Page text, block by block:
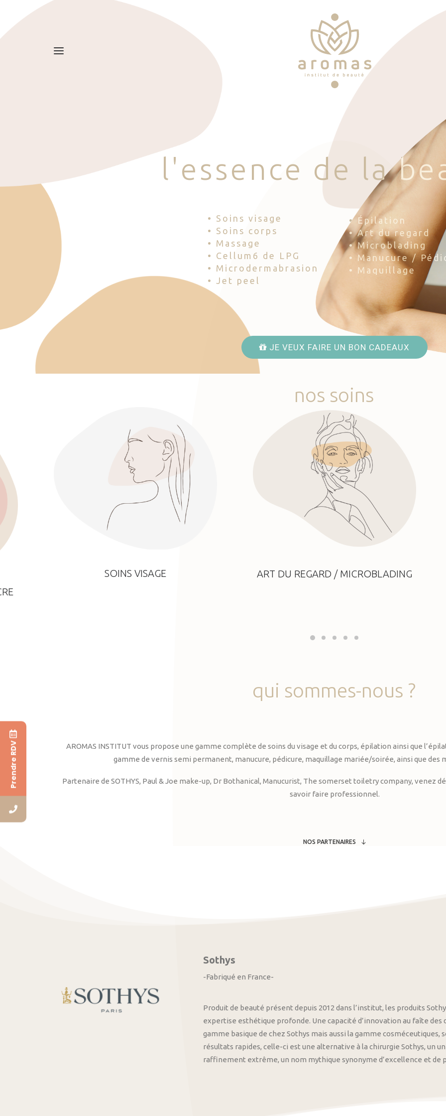
l 'esse nce d e la be
• Soins visage
• Soins corps
• Massage
• Cellum6 de LPG
• Microdermabrasion
• Jet peel
• Épilation
• Art du regard
• Microblading
• Manucure /
• Maquillage
JE VEUX FAIRE UN BON CADEAUX
nos soins
SOINS VISAGE ART DU REGARD / MICROBLADING
qui sommes-nous ?
AROMAS INSTITUT vous propose une gamme complète de soins du visage et du corps, épilation ainsi que
gamme de vernis semi permanent, manucure, pédicure, maquillage mariée/soirée, ainsi que des
Partenaire de SOTHYS, Paul & Joe make-up, Dr Bothanical, Manucurist, The somerset toiletry company, venez
savoir faire professionnel.
NOS PARTENAIRES
Sothys
-Fabriqué en France-
Produit de beauté présent depuis 2012 dans l’institut, les produits
expertise esthétique profonde. Une capacité d’innovation au faîte
gamme basique de chez Sothys mais aussi la gamme
résultats rapides, celle-ci est une alternative à la chirurgie Sothys, un
raffinement extrême, un nom mythique synonyme d’excellence et de
Prendre RDV